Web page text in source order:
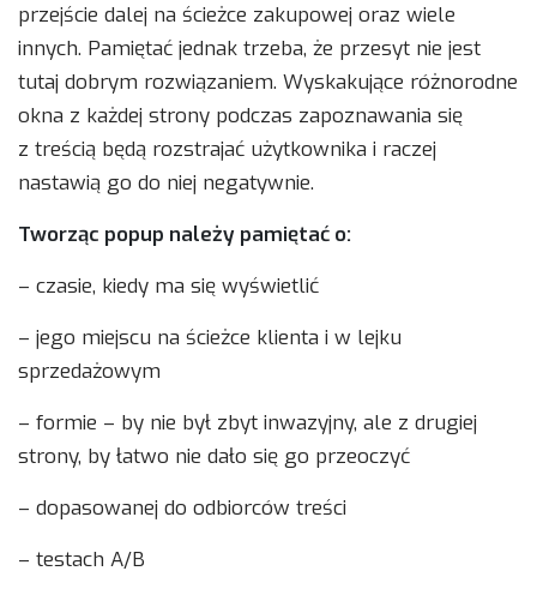
przejście dalej na ścieżce zakupowej oraz wiele
innych. Pamiętać jednak trzeba, że przesyt nie jest
tutaj dobrym rozwiązaniem. Wyskakujące różnorodne
okna z każdej strony podczas zapoznawania się
z treścią będą rozstrajać użytkownika i raczej
nastawią go do niej negatywnie.
Tworząc popup należy pamiętać o:
– czasie, kiedy ma się wyświetlić
– jego miejscu na ścieżce klienta i w lejku
sprzedażowym
– formie – by nie był zbyt inwazyjny, ale z drugiej
strony, by łatwo nie dało się go przeoczyć
– dopasowanej do odbiorców treści
– testach A/B